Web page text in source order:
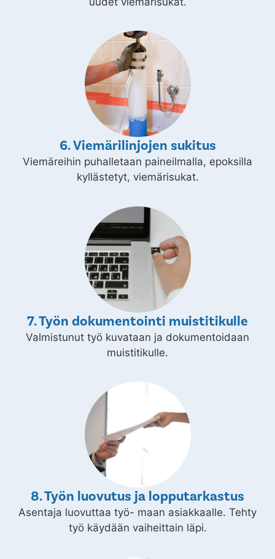
6. Viemärilinjojen sukitus
Viemäreihin puhalletaan paineilmalla, epoksilla
kyllästetyt, viemärisukat.
7. Työn dokumentointi muistitikulle
Valmistunut työ kuvataan ja dokumentoidaan
muistitikulle.
8. Työn luovutus ja lopputarkastus
Asentaja luovuttaa työ- maan asiakkaalle. Tehty
työ käydään vaiheittain läpi.